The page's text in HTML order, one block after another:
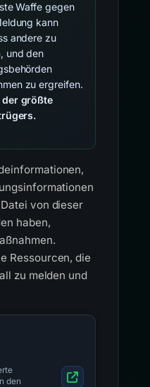
Waffe gegen
kann
andere zu
und den
zu ergreifen.
größte
von dieser
haben,
Ressourcen, die
zu melden und
den